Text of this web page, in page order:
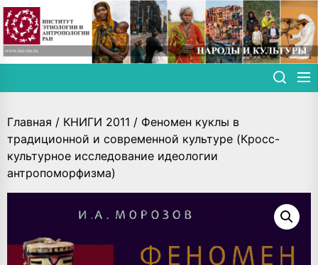
Skip
to
the
content
Главная / КНИГИ 2011 / Феномен куклы в
традиционной и современной культуре (Кросс-
культурное исследование идеологии
антропоморфизма)